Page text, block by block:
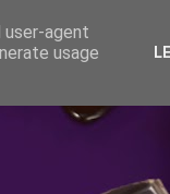
user-agent
usage